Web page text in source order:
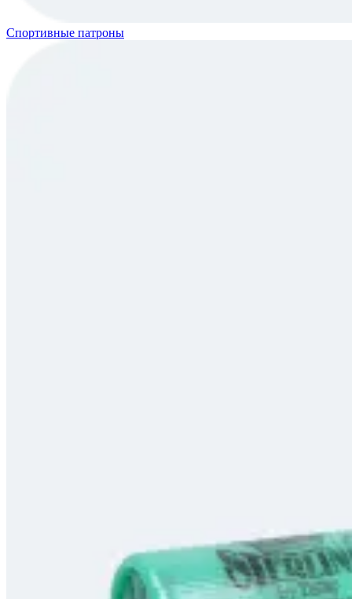
Спортивные патроны